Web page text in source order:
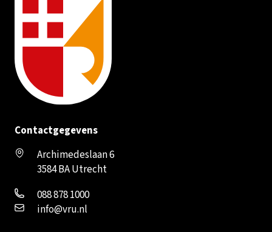
Contactgegevens
Archimedeslaan 6
3584 BA Utrecht
088 878 1000
info@vru.nl